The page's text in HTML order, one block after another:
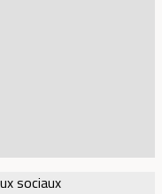
sociaux